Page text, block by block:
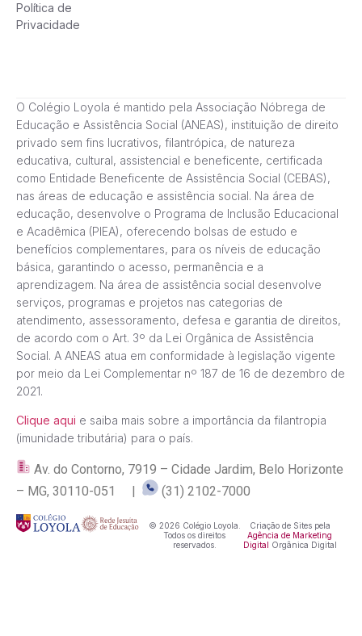
Política de
Privacidade
O Colégio Loyola é mantido pela Associação Nóbrega de
Educação e Assistência Social (ANEAS), instituição de direito
privado sem fins lucrativos, filantrópica, de natureza
educativa, cultural, assistencial e beneficente, certificada
como Entidade Beneficente de Assistência Social (CEBAS),
nas áreas de educação e assistência social. Na área de
educação, desenvolve o Programa de Inclusão Educacional
e Acadêmica (PIEA), oferecendo bolsas de estudo e
benefícios complementares, para os níveis de educação
básica, garantindo o acesso, permanência e a
aprendizagem. Na área de assistência social desenvolve
serviços, programas e projetos nas categorias de
atendimento, assessoramento, defesa e garantia de direitos,
de acordo com o Art. 3º da Lei Orgânica de Assistência
Social. A ANEAS atua em conformidade à legislação vigente
por meio da Lei Complementar nº 187 de 16 de dezembro de
2021.
Clique aqui e saiba mais sobre a importância da filantropia
(imunidade tributária) para o país.
Av. do Contorno, 7919 – Cidade Jardim, Belo Horizonte
– MG, 30110-051 |
(31) 2102-7000
© 2026 Colégio Loyola.
Todos os direitos
reservados.
Criação de Sites pela
Agência de Marketing
Digital
Orgânica Digital